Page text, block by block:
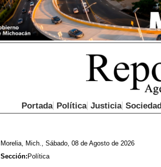
Portada Política Justicia Sociedad
Morelia, Mich., Sábado, 08 de Agosto de 2026
Sección: Política